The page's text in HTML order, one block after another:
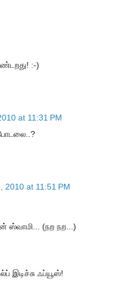
:-)
at 11:31 PM
2010 at 11:51 PM
ஸ்வாமி... (நற நற...)
இடிச்சு ஃப்யூஸ்!